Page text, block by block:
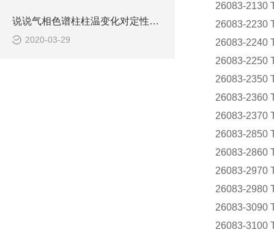
说说气相色谱柱柱温变化对定性结果的影响
2020-03-29
26083-2130
26083-2230
26083-2240
26083-2250
26083-2350
26083-2360
26083-2370
26083-2850
26083-2860
26083-2970
26083-2980
26083-3090
26083-3100